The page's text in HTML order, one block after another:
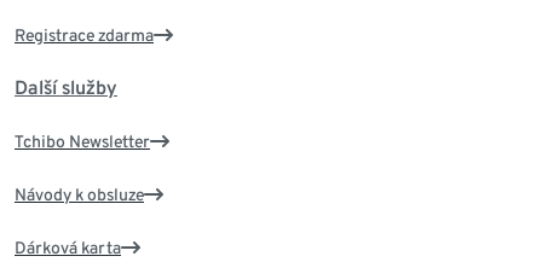
Registrace zdarma
Další služby
Tchibo Newsletter
Návody k obsluze
Dárková karta